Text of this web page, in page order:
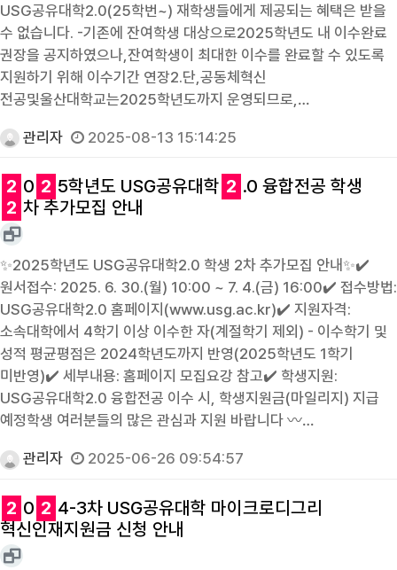
USG공유대학2.0(25학번~) 재학생들에게 제공되는 혜택은 받을
수 없습니다. -기존에 잔여학생 대상으로2025학년도 내 이수완료
권장을 공지하였으나,잔여학생이 최대한 이수를 완료할 수 있도록
지원하기 위해 이수기간 연장2.단,공동체혁신
전공및울산대학교는2025학년도까지 운영되므로,…
관리자 2025-08-13 15:14:25
2 0 2 5학년도 USG공유대학 2 .0 융합전공 학생
2 차 추가모집 안내
✨2025학년도 USG공유대학2.0 학생 2차 추가모집 안내✨✔️
원서접수: 2025. 6. 30.(월) 10:00 ~ 7. 4.(금) 16:00✔️ 접수방법:
USG공유대학2.0 홈페이지(www.usg.ac.kr)✔️ 지원자격:
소속대학에서 4학기 이상 이수한 자(계절학기 제외) - 이수학기 및
성적 평균평점은 2024학년도까지 반영(2025학년도 1학기
미반영)✔️ 세부내용: 홈페이지 모집요강 참고✔️ 학생지원:
USG공유대학2.0 융합전공 이수 시, 학생지원금(마일리지) 지급
예정학생 여러분들의 많은 관심과 지원 바랍니다 〰️…
관리자 2025-06-26 09:54:57
2 0 2 4-3차 USG공유대학 마이크로디그리
혁신인재지원금 신청 안내